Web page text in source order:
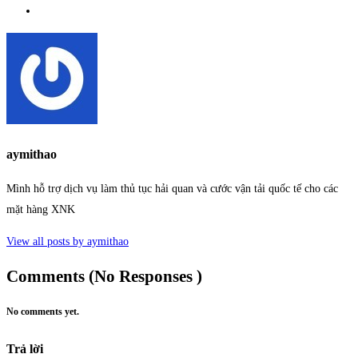
aymithao
Mình hỗ trợ dịch vụ làm thủ tục hải quan và cước vận tải quốc tế cho các
mặt hàng XNK
View all posts by aymithao
Comments (No Responses )
No comments yet.
Trả lời